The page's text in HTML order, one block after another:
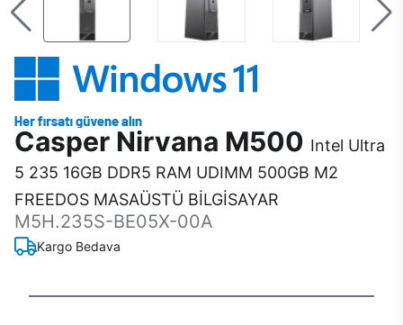
Casper Nirvana M500 Intel Ultra
5 235 16GB DDR5 RAM UDIMM 500GB M2
FREEDOS MASAÜSTÜ BİLGİSAYAR
M5H.235S-BE05X-00A
Kargo Bedava